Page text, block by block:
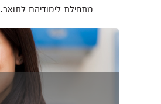
מתחילת לימודיהם לתואר.